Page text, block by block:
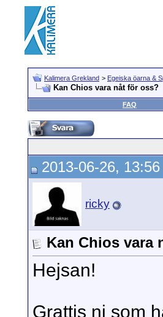
Kalimera Grekland > Egeiska öarna &
Kan Chios vara nåt för oss?
FAQ
2013-06-26, 13:56
ricky
Kan Chios vara
Hejsan!
Grattis ni som